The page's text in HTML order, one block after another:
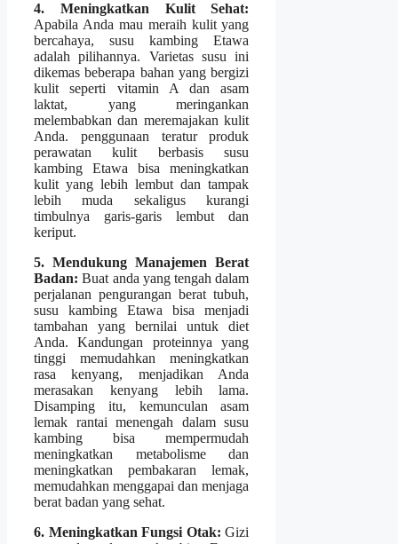
4. Meningkatkan Kulit Sehat:
Apabila Anda mau meraih kulit yang
bercahaya, susu kambing Etawa
adalah pilihannya. Varietas susu ini
dikemas beberapa bahan yang bergizi
kulit seperti vitamin A dan asam
laktat, yang meringankan
melembabkan dan meremajakan kulit
Anda. penggunaan teratur produk
perawatan kulit berbasis susu
kambing Etawa bisa meningkatkan
kulit yang lebih lembut dan tampak
lebih muda sekaligus kurangi
timbulnya garis-garis lembut dan
keriput.
5. Mendukung Manajemen Berat
Badan: Buat anda yang tengah dalam
perjalanan pengurangan berat tubuh,
susu kambing Etawa bisa menjadi
tambahan yang bernilai untuk diet
Anda. Kandungan proteinnya yang
tinggi memudahkan meningkatkan
rasa kenyang, menjadikan Anda
merasakan kenyang lebih lama.
Disamping itu, kemunculan asam
lemak rantai menengah dalam susu
kambing bisa mempermudah
meningkatkan metabolisme dan
meningkatkan pembakaran lemak,
memudahkan menggapai dan menjaga
berat badan yang sehat.
6. Meningkatkan Fungsi Otak: Gizi